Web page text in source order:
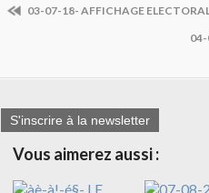
03-07-18- AFFICHAGE
04-
S'inscrire à la newsletter
Vous aimerez aussi :